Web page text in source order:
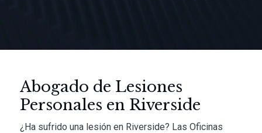
Abogado de Lesiones
Personales en Riverside
¿Ha sufrido una lesión en Riverside? Las Oficinas